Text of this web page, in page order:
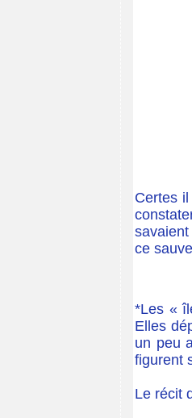
Certes
savaient
ce
*Les «
Elles
un peu
figurent
Le récit